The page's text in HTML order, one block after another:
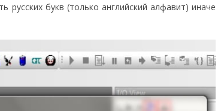
русских букв (только английский алфавит) иначе